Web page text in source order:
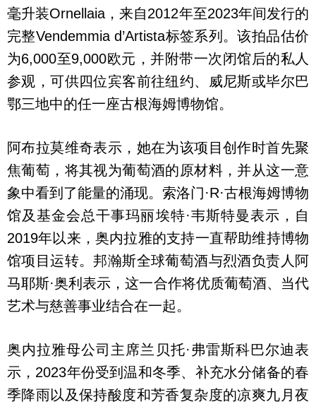
毫升装Ornellaia，来自2012年至2023年间发行的
完整Vendemmia d’Artista标签系列。该拍品估价
为6,000至9,000欧元，并附带一次闭馆后的私人
参观，可供四位宾客前往纽约、威尼斯或毕尔巴
鄂三地中的任一座古根海姆博物馆。
阿布拉莫维奇表示，她在为该项目创作时首先聚
焦葡萄，将其视为葡萄酒的原材料，并从这一意
象中看到了能量的涌现。索洛门·R·古根海姆博物
馆及基金会总干事玛丽埃特·韦斯特曼表示，自
2019年以来，奥内拉雅的支持一直帮助维持博物
馆项目运转。邦瀚斯全球葡萄酒与烈酒负责人阿
马耶斯·奥利表示，这一合作将优质葡萄酒、当代
艺术与慈善事业结合在一起。
奥内拉雅母公司主席兰贝托·弗雷斯科巴尔迪表
示，2023年份受到温和冬季、补充水分储备的春
季降雨以及保持酸度和芳香复杂度的凉爽九月夜